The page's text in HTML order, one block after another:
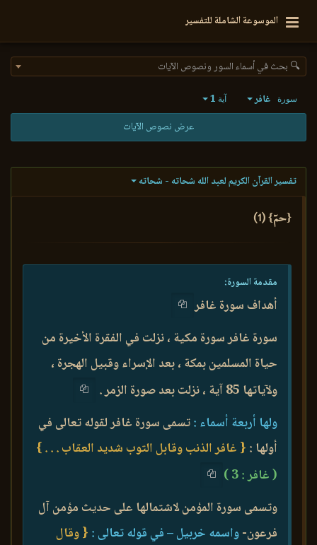
الموسوعة الشاملة للتفسير
🔍 بحث في أسماء السور ونصوص الآيات
سورة غافر آية 1
عرض نصوص الآيات
تفسير القرآن الكريم لعبد الله شحاته - شحاته
{حمٓ} (1)
مقدمة السورة:
أهداف سورة غافر
سورة غافر سورة مكية ، نزلت في الفقرة الأخيرة من
حياة المسلمين بمكة ، بعد الإسراء وقبيل الهجرة ،
ولآياتها 85 آية ، نزلت بعد صورة الزمر .
ولها أربعة أسماء :تسمى سورة غافر لقوله تعالى في
أولها : { غافر الذنب وقابل التوب شديد العقاب . . . }
( غافر : 3 )
وتسمى سورة المؤمن لاشتمالها على حديث مؤمن آل
فرعون-واسمه خربيل – في قوله تعالى : { وقال